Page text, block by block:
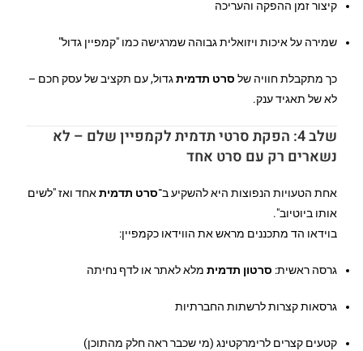
קיצור זמן ההפקה והעריכה
שמירה על איכות ויזואלית גבוהה שמרגישה כמו "קמפיין גדול"
כך מתקבלת חוויה של סרט תדמיתגדול, עם תקציב של עסק חכם –
לא של תאגיד ענק.
שלב 4: הפקת סרטי תדמית לקמפיין שלם – לא
נשארים רק עם סרט אחד
אחת הטעויות הנפוצות היא להשקיע ב־סרט תדמיתאחד ואז "לשים
אותו ביוטיוב".
בוידאו הד מתכננים מראש את הווידאו כקמפיין:
גרסה ראשית: סרטון תדמית מלא לאתר או לדף נחיתה
גרסאות קצרות לרשתות החברתיות
קטעים קצרים לרימרקטינג (מי שכבר ראה חלק מהתוכן)